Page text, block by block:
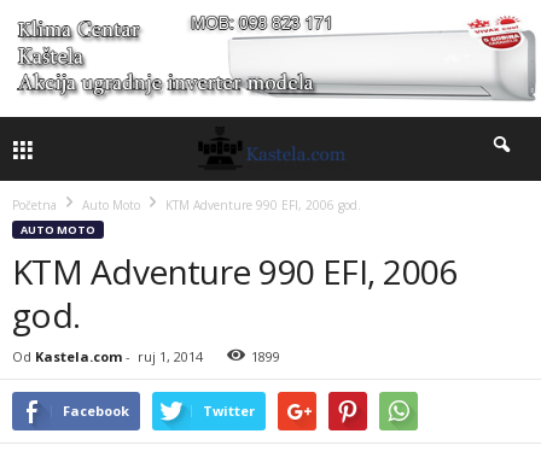
Početna Auto Moto KTM Adventure 990 EFI, 2006 god.
AUTO MOTO
KTM Adventure 990 EFI, 2006
god.
Od Kastela.com - ruj 1, 2014 1899
Facebook Twitter